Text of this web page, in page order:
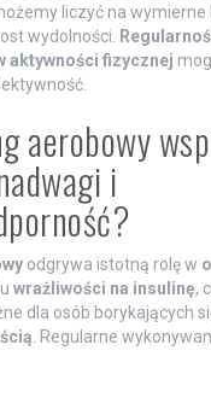
liczyć na wymierne
wydolności.
aktywności fizycznej
aerobowy
i
odgrywa istotną rolę w
wrażliwości na insulinę,
dla osób borykających
. Regularne